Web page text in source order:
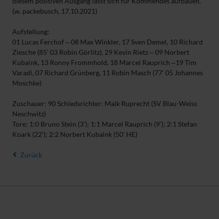
(w. packebusch, 17.10.2021)
Aufstellung:
01 Lucas Ferchof ‒ 08 Max Winkler, 17 Sven Demel, 10 Richard
Ziesche (85‘ 03 Robin Görlitz), 29 Kevin Rietz ‒ 09 Norbert
Kubaink, 13 Ronny Frommhold, 18 Marcel Rauprich ‒19 Tim
Varadi, 07 Richard Grünberg, 11 Robin Masch (77‘ 05 Johannes
Moschke)
Zuschauer: 90 Schiedsrichter: Maik Ruprecht (SV Blau-Weiss
Neschwitz)
Tore: 1:0 Bruno Stein (3'); 1:1 Marcel Rauprich (9'); 2:1 Stefan
Koark (22'); 2:2 Norbert Kubaink (50' HE)
Zurück